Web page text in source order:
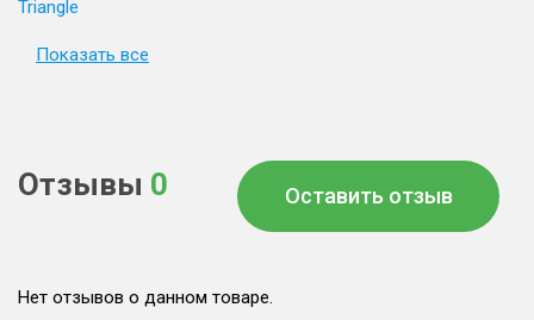
Triangle
Показать все
Отзывы 0 Оставить отзыв
Нет отзывов о данном товаре.